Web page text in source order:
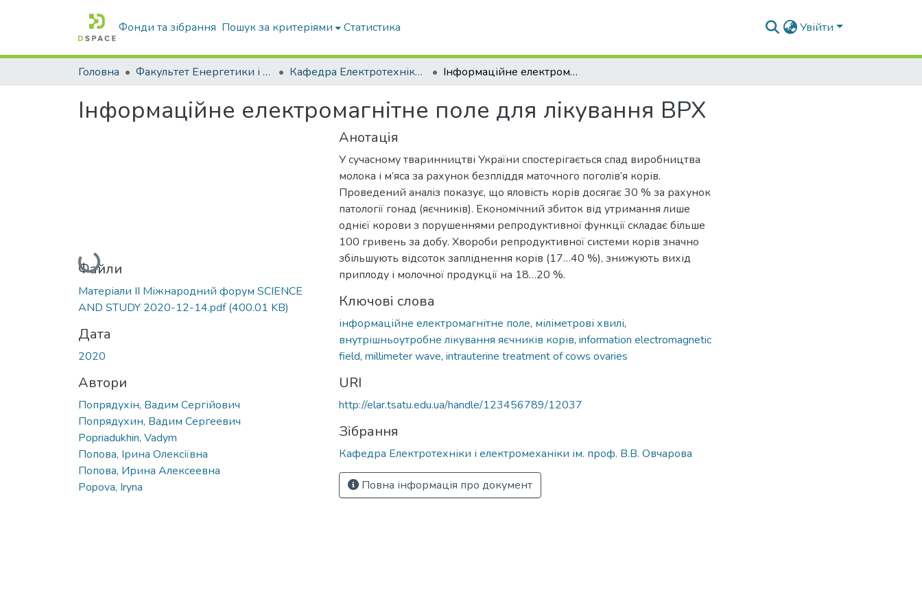
Фонди та зібрання Пошук за критеріями Статистика Увійти
Головна Факультет Енергетики і комп'ютерних технологій Кафедра Електротехніки і електромеханіки ім. проф. В.В. Овчарова Інформаційне електромагнітне поле для лікування ВРХ
Інформаційне електромагнітне поле для лікування ВРХ
Вантажиться...
Файли
Матеріали II Міжнародний форум SCIENCE
AND STUDY 2020-12-14.pdf(400.01 KB)
Дата
2020
Автори
Попрядухін, Вадим Сергійович
Попрядухин, Вадим Сергеевич
Popriadukhin, Vadym
Попова, Ірина Олексіївна
Попова, Ирина Алексеевна
Popova, Iryna
Анотація
У сучасному тваринництві України спостерігається спад виробництва
молока і м’яса за рахунок безпліддя маточного поголів’я корів.
Проведений аналіз показує, що яловість корів досягає 30 % за рахунок
патології гонад (яєчників). Економічний збиток від утримання лише
однієї корови з порушеннями репродуктивної функції складає більше
100 гривень за добу. Хвороби репродуктивної системи корів значно
збільшують відсоток запліднення корів (17…40 %), знижують вихід
приплоду і молочної продукції на 18…20 %.
Ключові слова
інформаційне електромагнітне поле, міліметрові хвилі,
внутрішньоутробне лікування яєчників корів, information electromagnetic
field, millimeter wave, intrauterine treatment of cows ovaries
URI
http://elar.tsatu.edu.ua/handle/123456789/12037
Зібрання
Кафедра Електротехніки і електромеханіки ім. проф. В.В. Овчарова
Повна інформація про документ